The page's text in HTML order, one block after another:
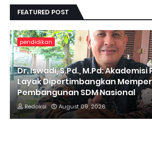
FEATURED POST
pendidikan
Dr. Iswadi, S.Pd., M.Pd:
Layak Dipertimbangkan
Pembangunan SDM Nasional
Redaksi August 09, 2026